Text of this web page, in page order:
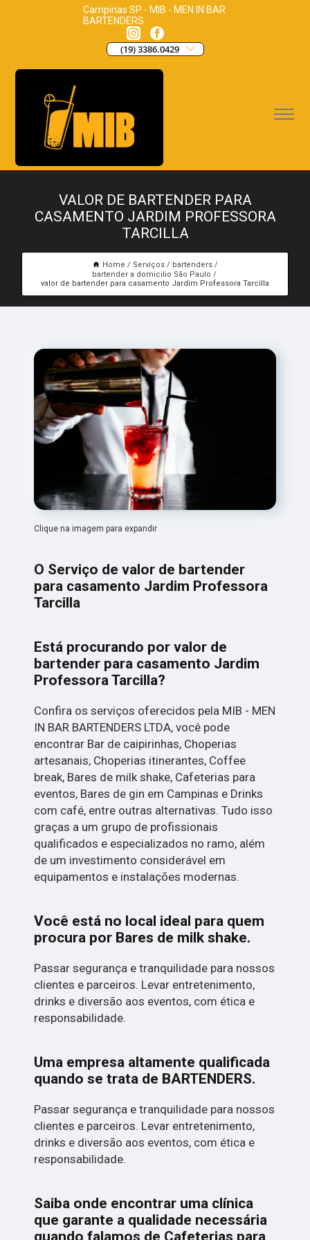
Campinas SP - MIB - MEN IN BAR
BARTENDERS
(19) 3386.0429
VALOR DE BARTENDER PARA
CASAMENTO JARDIM PROFESSORA
TARCILLA
Home Serviços
bartenders
bartender a domicilio São Paulo
valor de bartender para casamento Jardim Professora Tarcilla
Clique na imagem para expandir
O Serviço de valor de bartender
para casamento Jardim Professora
Tarcilla
Está procurando por valor de
bartender para casamento Jardim
Professora Tarcilla?
Confira os serviços oferecidos pela MIB - MEN
IN BAR BARTENDERS LTDA, você pode
encontrar Bar de caipirinhas, Choperias
artesanais, Choperias itinerantes, Coffee
break, Bares de milk shake, Cafeterias para
eventos, Bares de gin em Campinas e Drinks
com café, entre outras alternativas. Tudo isso
graças a um grupo de profissionais
qualificados e especializados no ramo, além
de um investimento considerável em
equipamentos e instalações modernas.
Você está no local ideal para quem
procura por Bares de milk shake.
Passar segurança e tranquilidade para nossos
clientes e parceiros. Levar entretenimento,
drinks e diversão aos eventos, com ética e
responsabilidade.
Uma empresa altamente qualificada
quando se trata de BARTENDERS.
Passar segurança e tranquilidade para nossos
clientes e parceiros. Levar entretenimento,
drinks e diversão aos eventos, com ética e
responsabilidade.
Saiba onde encontrar uma clínica
que garante a qualidade necessária